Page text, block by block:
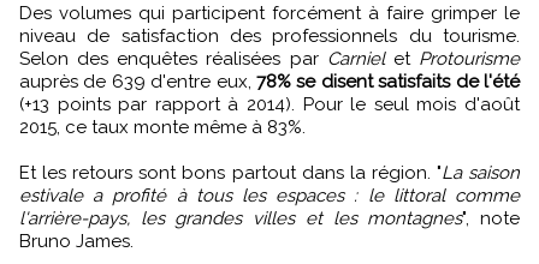
Des volumes qui participent forcément à faire grimper le
niveau de satisfaction des professionnels du tourisme.
Selon des enquêtes réalisées par Carnielet Protourisme
auprès de 639 d'entre eux, 78% se disent satisfaits de l'été
(+13 points par rapport à 2014). Pour le seul mois d'août
2015, ce taux monte même à 83%.
Et les retours sont bons partout dans la région. "La saison
estivale a profité à tous les espaces : le littoral comme
l'arrière-pays, les grandes villes et les montagnes", note
Bruno James.